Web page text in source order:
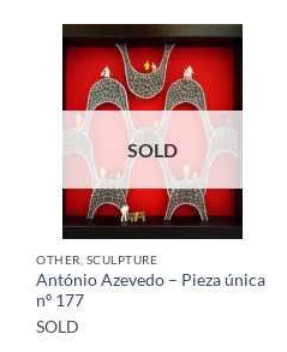
SOLD
OTHER, SCULPTURE
António Azevedo – Pieza única
nº 177
SOLD